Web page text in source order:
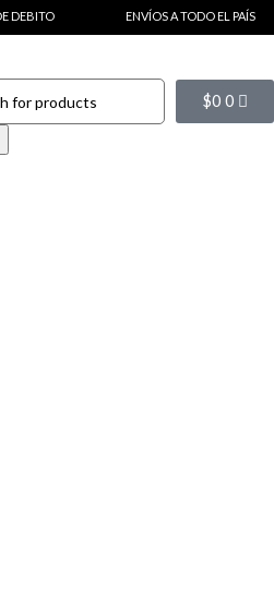
ENVÍOS A TODO EL PAÍS
$0 0